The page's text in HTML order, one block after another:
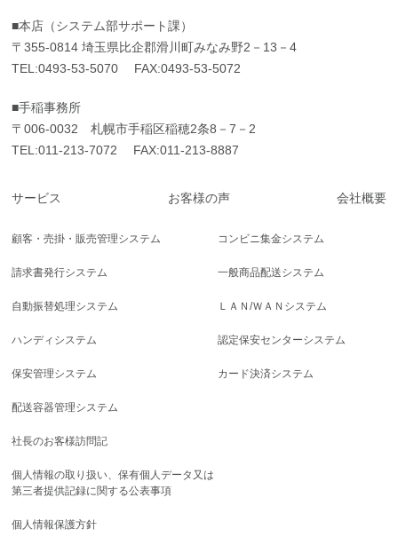
■本店（システム部サポート課）
〒355-0814 埼玉県比企郡滑川町みなみ野2－13－4
TEL:0493-53-5070 FAX:0493-53-5072
■手稲事務所
〒006-0032 札幌市手稲区稲穂2条8－7－2
TEL:011-213-7072 FAX:011-213-8887
サービス お客様の声 会社概要
顧客・売掛・販売管理システム
請求書発行システム
自動振替処理システム
ハンディシステム
保安管理システム
配送容器管理システム
社長のお客様訪問記
個人情報の取り扱い、保有個人データ又は
第三者提供記録に関する公表事項
個人情報保護方針
コンビニ集金システム
一般商品配送システム
ＬＡＮ/ＷＡＮシステム
認定保安センターシステム
カード決済システム